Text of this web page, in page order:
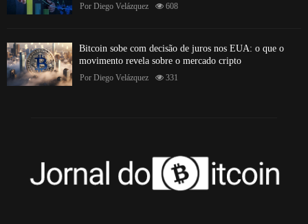
Por Diego Velázquez 608
Bitcoin sobe com decisão de juros nos EUA: o que o
movimento revela sobre o mercado cripto
Por Diego Velázquez 331